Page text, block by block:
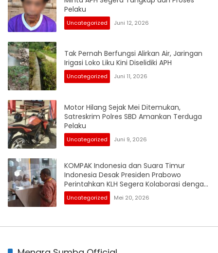
Pelaku
Uncategorized Juni 12, 2026
Tak Pernah Berfungsi Alirkan Air, Jaringan
Irigasi Loko Liku Kini Diselidiki APH
Uncategorized Juni 11, 2026
Motor Hilang Sejak Mei Ditemukan,
Satreskrim Polres SBD Amankan Terduga
Pelaku
Uncategorized Juni 9, 2026
KOMPAK Indonesia dan Suara Timur
Indonesia Desak Presiden Prabowo
Perintahkan KLH Segera Kolaborasi dengan
KPK RI Audit Investigasi Proyek Mangrove
Gambut BPEGM di Papua
Uncategorized Mei 20, 2026